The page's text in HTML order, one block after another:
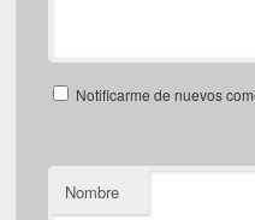
Notificarme de nuevos
Nombre